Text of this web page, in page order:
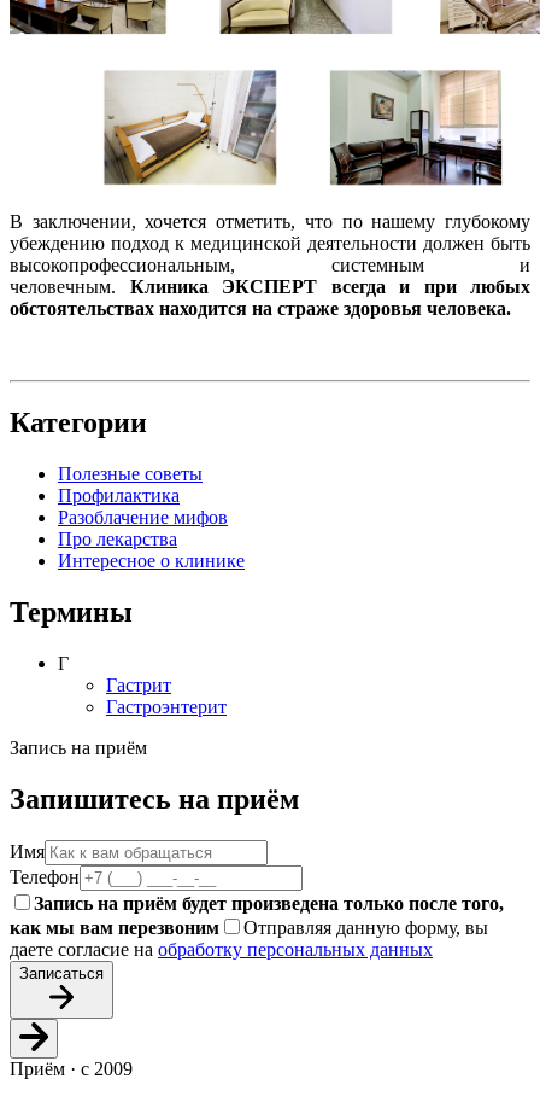
В заключении, хочется отметить, что по нашему глубокому
убеждению подход к медицинской деятельности должен быть
высокопрофессиональным, системным и
человечным. Клиника ЭКСПЕРТ всегда и при любых
обстоятельствах находится на страже здоровья человека.
Категории
Полезные советы
Профилактика
Разоблачение мифов
Про лекарства
Интересное о клинике
Термины
Г
Гастрит
Гастроэнтерит
Запись на приём
Запишитесь на приём
Имя
Телефон
Запись на приём будет произведена только после того,
как мы вам перезвоним
Отправляя данную форму, вы
даете согласие на обработку персональных данных
Записаться
Приём · с 2009